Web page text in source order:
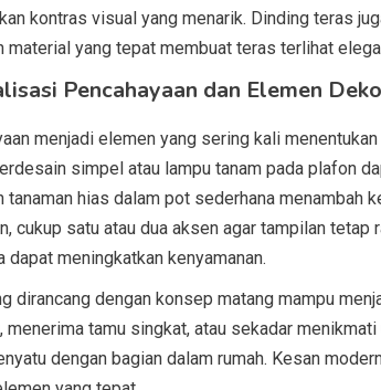
kontras visual yang menarik. Dinding teras
material yang tepat membuat teras terlihat
Pencahayaan dan Elemen
menjadi elemen yang sering kali
simpel atau lampu tanam pada plafon
tanaman hias dalam pot sederhana
cukup satu atau dua aksen agar tampilan
dapat meningkatkan kenyamanan.
dirancang dengan konsep matang mampu
menerima tamu singkat, atau sekadar
dengan bagian dalam rumah. Kesan